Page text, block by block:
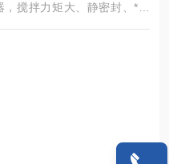
搅拌力矩大、静密封、*泄
速高、运行平稳、噪音小、
想装置。轴套采用自润滑的
等材料，适用于各种物料在